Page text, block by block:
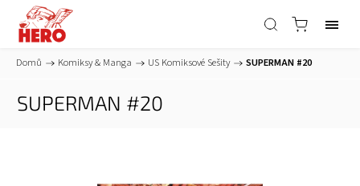
Domů / Komiksy & Manga / US Komiksové Sešity / SUPERMAN #20
SUPERMAN #20